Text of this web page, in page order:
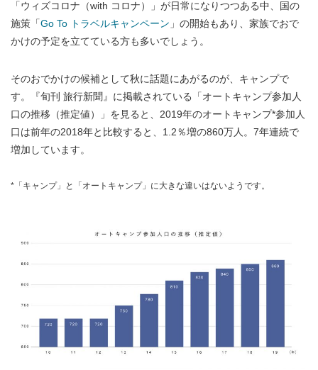
「ウィズコロナ（with コロナ）」が日常になりつつある中、国の
施策「Go To トラベルキャンペーン 」の開始もあり、家族でおで
かけの予定を立てている方も多いでしょう。
そのおでかけの候補として秋に話題にあがるのが、キャンプで
す。『旬刊 旅行新聞』に掲載されている「オートキャンプ参加人
口の推移（推定値）」を見ると、2019年のオートキャンプ*参加人
口は前年の2018年と比較すると、1.2％増の860万人。7年連続で
増加しています。
*「キャンプ」と「オートキャンプ」に大きな違いはないようです。